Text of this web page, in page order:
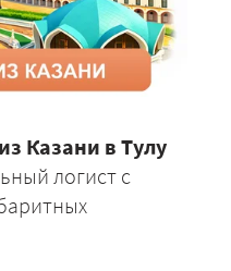
Казани в Тулу
логист с